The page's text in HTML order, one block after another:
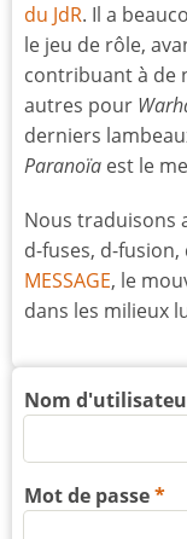
du JdR. Il a
le jeu de rôle,
contribuant à de
autres pour
derniers
Paranoïa est le
Nous traduisons
d-fuses, d-
MESSAGE, le
dans les milieux
Nom
Mot de passe